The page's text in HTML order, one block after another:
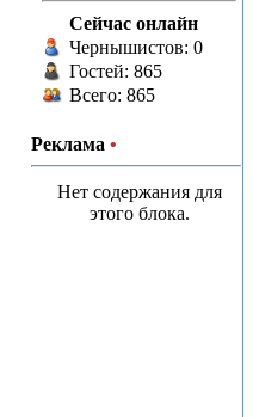
Сейчас онлайн
Чернышистов: 0
Гостей: 865
Всего: 865
Реклама •
Нет содержания для
этого блока.